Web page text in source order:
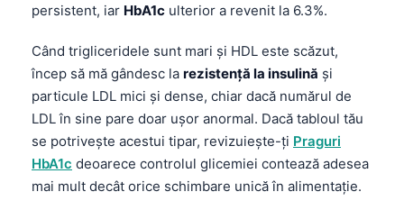
persistent, iar HbA1c ulterior a revenit la 6.3%.
Când trigliceridele sunt mari și HDL este scăzut,
încep să mă gândesc la rezistență la insulină și
particule LDL mici și dense, chiar dacă numărul de
LDL în sine pare doar ușor anormal. Dacă tabloul tău
se potrivește acestui tipar, revizuiește-ți Praguri
HbA1c deoarece controlul glicemiei contează adesea
mai mult decât orice schimbare unică în alimentație.